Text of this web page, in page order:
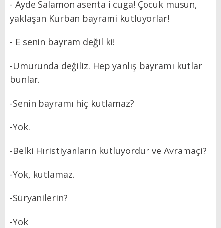
- Ayde Salamon asenta i cuga! Çocuk musun,
yaklaşan Kurban bayrami kutluyorlar!
- E senin bayram değil ki!
-Umurunda değiliz. Hep yanlış bayramı kutlar
bunlar.
-Senin bayramı hiç kutlamaz?
-Yok.
-Belki Hıristiyanların kutluyordur ve Avramaçi?
-Yok, kutlamaz.
-Süryanilerin?
-Yok